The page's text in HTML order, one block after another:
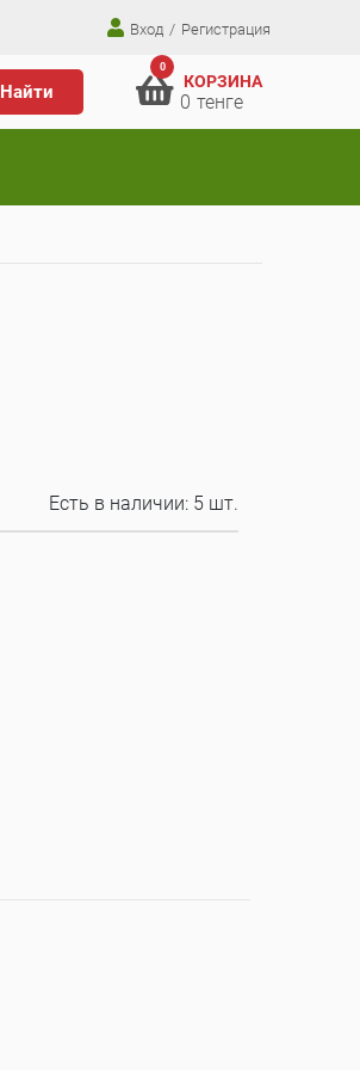
Вход / Регистрация
Найти
0
КОРЗИНА
0 тенге
Есть в наличии: 5 шт.